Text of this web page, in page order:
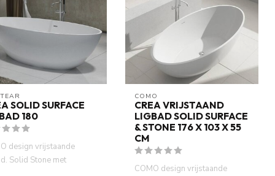
SOLID SURFACE
180
design vrijstaande
Solid Stone met
COMO
CREA VRIJSTAAND
LIGBAD SOLID SURFACE
& STONE 176 X 103 X 55
CM
COMO design vrijstaande